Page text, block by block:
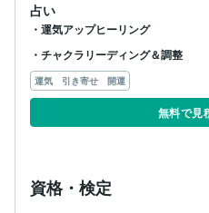
♥チャクラリーディング　チ
なたへの愛のメッセージをお
♥開運アドバイス　あなた
伝えします
♥あなただけの香りの開運ア
を使ったアイテムです
♥遠隔レイキヒーリング　
ーをお届けします
これから順にメニューに追
楽しみに待っててくださいね
占い
・運気アップヒーリング
・チャクラリーディング＆調整
運気 引き寄せ 開運
無料で見
資格・検定